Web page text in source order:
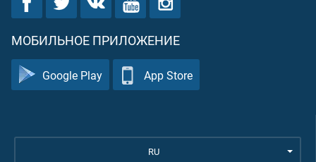
МОБИЛЬНОЕ ПРИЛОЖЕНИЕ
Google Play App Store
RU